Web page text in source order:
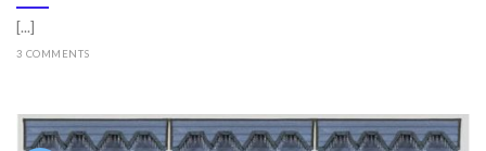
[...]
3 COMMENTS